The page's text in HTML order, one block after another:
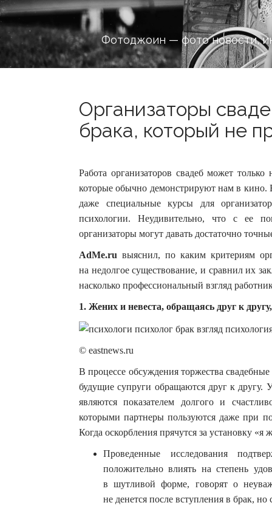
Фотоджоин — фото новости,
Организаторы
брака, который не
Работа организаторов свадеб может
которые обычно демонстрируют нам в кино.
даже специальные курсы для
психологии. Неудивительно, что с ее
организаторы могут давать достаточно
AdMe.ru выяснил, по каким критериям
на недолгое существование, и сравнил их
насколько профессиональный взгляд
1. Жених и невеста, обращаясь друг к
© eastnews.ru
В процессе обсуждения торжества
будущие супруги обращаются друг к другу.
являются показателем долгого и
которыми партнеры пользуются даже при
Когда оскорбления прячутся за установку
Проведенные исследования
положительно влиять на степень
в шутливой форме, говорят о
не денется после вступления в брак,